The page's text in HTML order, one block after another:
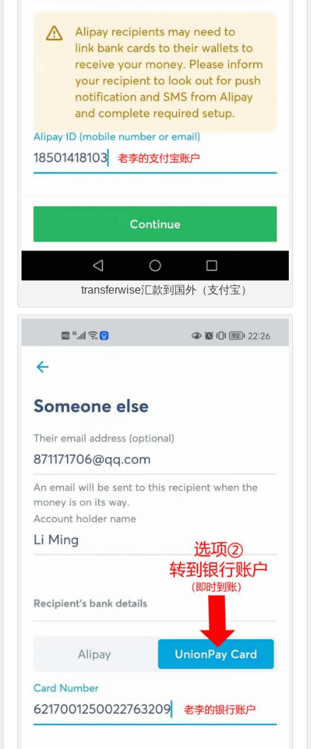
transferwise汇款到国外（支付宝）